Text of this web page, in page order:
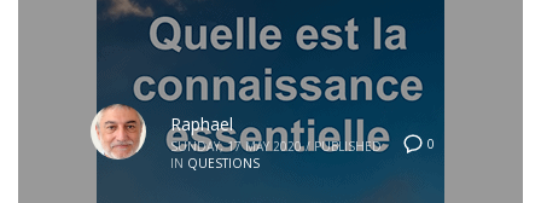
0
Raphael
SUNDAY, 17 MAY 2020 / PUBLISHED
IN QUESTIONS